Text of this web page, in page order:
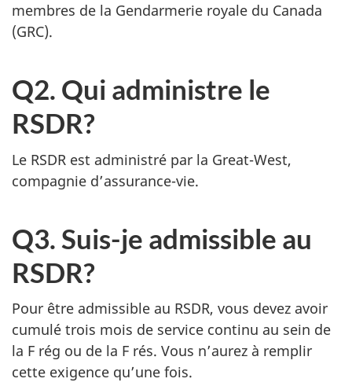
membres de la Gendarmerie royale du Canada
(GRC).
Q2. Qui administre le
RSDR?
Le RSDR est administré par la Great-West,
compagnie d’assurance-vie.
Q3. Suis-je admissible au
RSDR?
Pour être admissible au RSDR, vous devez avoir
cumulé trois mois de service continu au sein de
la F rég ou de la F rés. Vous n’aurez à remplir
cette exigence qu’une fois.